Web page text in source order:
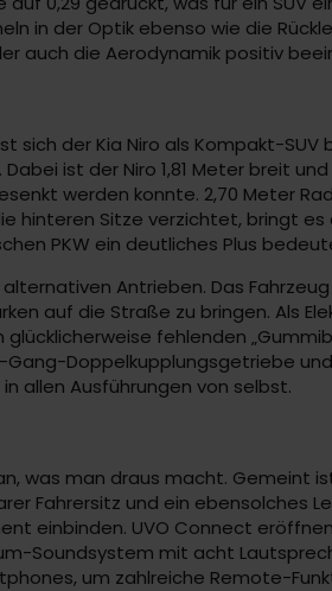
in der Optik ebenso wie die
auch die Aerodynamik positiv
sich der Kia Niro als Kompakt-
ist der Niro 1,81 Meter breit
werden konnte. 2,70 Meter
hinteren Sitze verzichtet, bringt
PKW ein deutliches Plus
Antrieben. Das
auf die Straße zu bringen. Als
fehlenden
Doppelkupplungsgetriebe
allen Ausführungen von selbst.
was man draus macht. Gemeint
Fahrersitz und ein ebensolches
einbinden. UVO Connect
Soundsystem mit acht
um zahlreiche Remote-